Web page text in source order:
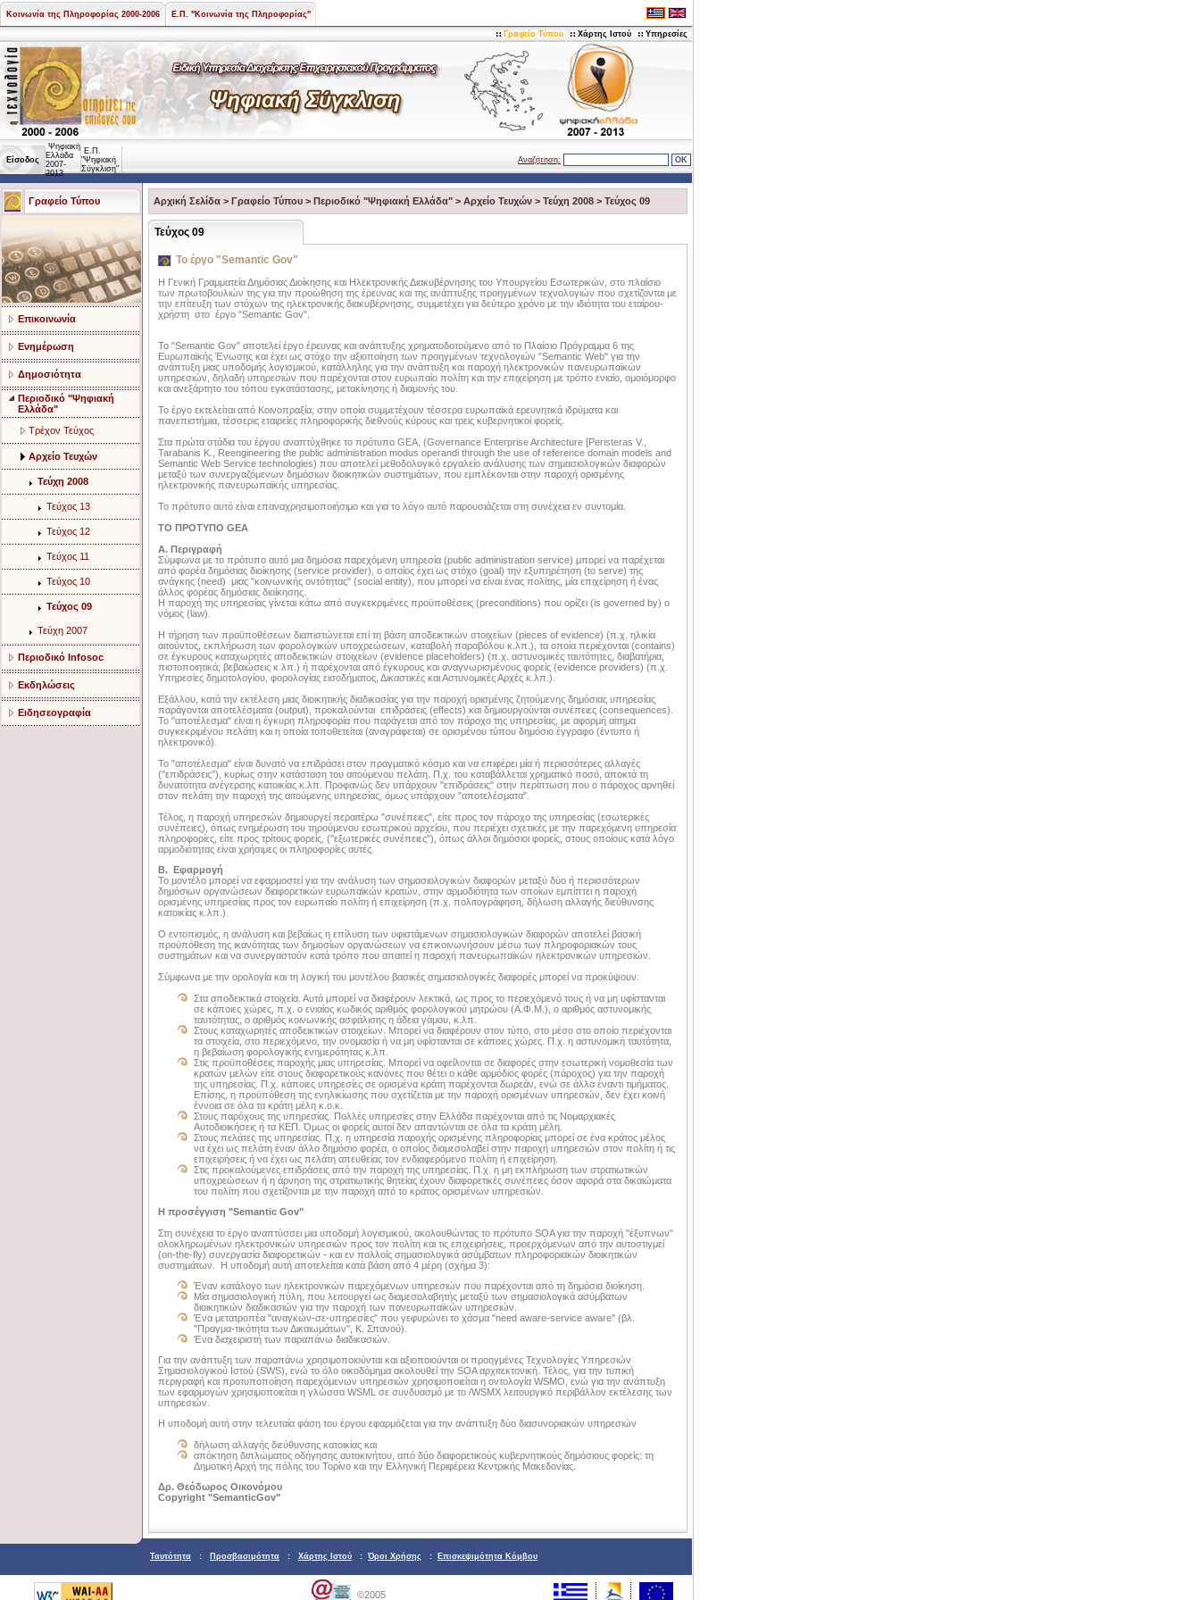
Κοινωνία της Πληροφορίας 2000-2006 Ε.Π. "Κοινωνία της Πληροφορίας"
Γραφείο Τύπου Χάρτης Ιστού Υπηρεσίες
Είσοδος
Ψηφιακή
Ελλάδα
2007-
2013
Ε.Π.
"Ψηφιακή
Σύγκλιση"
Αναζήτηση:
Γραφείο Τύπου
Επικοινωνία
Ενημέρωση
Δημοσιότητα
Περιοδικό "Ψηφιακή
Ελλάδα"
Τρέχον Τεύχος
Αρχείο Τευχών
Τεύχη 2008
Τεύχος 13
Τεύχος 12
Τεύχος 11
Τεύχος 10
Τεύχος 09
Τεύχη 2007
Περιοδικό Infosoc
Εκδηλώσεις
Ειδησεογραφία
Αρχική Σελίδα > Γραφείο Τύπου > Περιοδικό "Ψηφιακή Ελλάδα" > Αρχείο Τευχών > Τεύχη 2008 > Τεύχος 09
Τεύχος 09
Το έργο "Semantic Gov"
Η Γενική Γραμματεία Δημόσιας Διοίκησης και Ηλεκτρονικής Διακυβέρνησης του Υπουργείου Εσωτερικών, στο πλαίσιο
των πρωτοβουλιών της για την προώθηση της έρευνας και της ανάπτυξης προηγμένων τεχνολογιών που σχετίζονται με
την επίτευξη των στόχων της ηλεκτρονικής διακυβέρνησης, συμμετέχει για δεύτερο χρόνο με την ιδιότητα του εταίρου-
χρήστη στο έργο "Semantic Gov".
Το "Semantic Gov" αποτελεί έργο έρευνας και ανάπτυξης χρηματοδοτούμενο από το Πλαίσιο Πρόγραμμα 6 της
Ευρωπαϊκής Ένωσης και έχει ως στόχο την αξιοποίηση των προηγμένων τεχνολογιών "Semantic Web" για την
ανάπτυξη μιας υποδομής λογισμικού, κατάλληλης για την ανάπτυξη και παροχή ηλεκτρονικών πανευρωπαϊκών
υπηρεσιών, δηλαδή υπηρεσιών που παρέχονται στον ευρωπαίο πολίτη και την επιχείρηση με τρόπο ενιαίο, ομοιόμορφο
και ανεξάρτητο του τόπου εγκατάστασης, μετακίνησης ή διαμονής του.
Το έργο εκτελείται από Κοινοπραξία, στην οποία συμμετέχουν τέσσερα ευρωπαϊκά ερευνητικά ιδρύματα και
πανεπιστήμια, τέσσερις εταιρείες πληροφορικής διεθνούς κύρους και τρεις κυβερνητικοί φορείς.
Στα πρώτα στάδια του έργου αναπτύχθηκε το πρότυπο GEA, (Governance Enterprise Architecture [Peristeras V.,
Tarabanis K., Reengineering the public administration modus operandi through the use of reference domain models and
Semantic Web Service technologies) που αποτελεί μεθοδολογικό εργαλείο ανάλυσης των σημασιολογικών διαφορών
μεταξύ των συνεργαζόμενων δημόσιων διοικητικών συστημάτων, που εμπλέκονται στην παροχή ορισμένης
ηλεκτρονικής πανευρωπαϊκής υπηρεσίας.
Το πρότυπο αυτό είναι επαναχρησιμοποιήσιμο και για το λόγο αυτό παρουσιάζεται στη συνέχεια εν συντομία.
ΤΟ ΠΡΟΤΥΠΟ GEA
Α. Περιγραφή
Σύμφωνα με το πρότυπο αυτό μια δημόσια παρεχόμενη υπηρεσία (public administration service) μπορεί να παρέχεται
από φορέα δημόσιας διοίκησης (service provider), ο οποίος έχει ως στόχο (goal) την εξυπηρέτηση (to serve) της
ανάγκης (need) μιας "κοινωνικής οντότητας" (social entity), που μπορεί να είναι ένας πολίτης, μία επιχείρηση ή ένας
άλλος φορέας δημόσιας διοίκησης.
Η παροχή της υπηρεσίας γίνεται κάτω από συγκεκριμένες προϋποθέσεις (preconditions) που ορίζει (is governed by) ο
νόμος (law).
Η τήρηση των προϋποθέσεων διαπιστώνεται επί τη βάση αποδεικτικών στοιχείων (pieces of evidence) (π.χ. ηλικία
αιτούντος, εκπλήρωση των φορολογικών υποχρεώσεων, καταβολή παραβόλου κ.λπ.), τα οποία περιέχονται (contains)
σε έγκυρους καταχωρητές αποδεικτικών στοιχείων (evidence placeholders) (π.χ. αστυνομικές ταυτότητες, διαβατήρια,
πιστοποιητικά, βεβαιώσεις κ.λπ.) ή παρέχονται από έγκυρους και αναγνωρισμένους φορείς (evidence providers) (π.χ.
Υπηρεσίες δημοτολογίου, φορολογίας εισοδήματος, Δικαστικές και Αστυνομικές Αρχές κ.λπ.).
Εξάλλου, κατά την εκτέλεση μιας διοικητικής διαδικασίας για την παροχή ορισμένης ζητούμενης δημόσιας υπηρεσίας
παράγονται αποτελέσματα (output), προκαλούνται επιδράσεις (effects) και δημιουργούνται συνέπειες (consequences).
Το "αποτέλεσμα" είναι η έγκυρη πληροφορία που παράγεται από τον πάροχο της υπηρεσίας, με αφορμή αίτημα
συγκεκριμένου πελάτη και η οποία τοποθετείται (αναγράφεται) σε ορισμένου τύπου δημόσιο έγγραφο (έντυπο ή
ηλεκτρονικό).
Το "αποτέλεσμα" είναι δυνατό να επιδράσει στον πραγματικό κόσμο και να επιφέρει μία ή περισσότερες αλλαγές
("επιδράσεις"), κυρίως στην κατάσταση του αιτούμενου πελάτη. Π.χ. του καταβάλλεται χρηματικό ποσό, αποκτά τη
δυνατότητα ανέγερσης κατοικίας κ.λπ. Προφανώς δεν υπάρχουν "επιδράσεις" στην περίπτωση που ο πάροχος αρνηθεί
στον πελάτη την παροχή της αιτούμενης υπηρεσίας, όμως υπάρχουν "αποτελέσματα".
Τέλος, η παροχή υπηρεσιών δημιουργεί περαιτέρω "συνέπειες", είτε προς τον πάροχο της υπηρεσίας (εσωτερικές
συνέπειες), όπως ενημέρωση του τηρούμενου εσωτερικού αρχείου, που περιέχει σχετικές με την παρεχόμενη υπηρεσία
πληροφορίες, είτε προς τρίτους φορείς, ("εξωτερικές συνέπειες"), όπως άλλοι δημόσιοι φορείς, στους οποίους κατά λόγο
αρμοδιότητας είναι χρήσιμες οι πληροφορίες αυτές.
Β. Εφαρμογή
Το μοντέλο μπορεί να εφαρμοστεί για την ανάλυση των σημασιολογικών διαφορών μεταξύ δύο ή περισσότερων
δημόσιων οργανώσεων διαφορετικών ευρωπαϊκών κρατών, στην αρμοδιότητα των οποίων εμπίπτει η παροχή
ορισμένης υπηρεσίας προς τον ευρωπαίο πολίτη ή επιχείρηση (π.χ. πολιτογράφηση, δήλωση αλλαγής διεύθυνσης
κατοικίας κ.λπ.).
Ο εντοπισμός, η ανάλυση και βεβαίως η επίλυση των υφιστάμενων σημασιολογικών διαφορών αποτελεί βασική
προϋπόθεση της ικανότητας των δημοσίων οργανώσεων να επικοινωνήσουν μέσω των πληροφοριακών τους
συστημάτων και να συνεργαστούν κατά τρόπο που απαιτεί η παροχή πανευρωπαϊκών ηλεκτρονικών υπηρεσιών.
Σύμφωνα με την ορολογία και τη λογική του μοντέλου βασικές σημασιολογικές διαφορές μπορεί να προκύψουν:
Στα αποδεικτικά στοιχεία. Αυτά μπορεί να διαφέρουν λεκτικά, ως προς το περιεχόμενό τους ή να μη υφίστανται
σε κάποιες χώρες, π.χ. ο ενιαίος κωδικός αριθμός φορολογικού μητρώου (Α.Φ.Μ.), ο αριθμός αστυνομικής
ταυτότητας, ο αριθμός κοινωνικής ασφάλισης η άδεια γάμου, κ.λπ.
Στους καταχωρητές αποδεικτικών στοιχείων. Μπορεί να διαφέρουν στον τύπο, στο μέσο στο οποίο περιέχονται
τα στοιχεία, στο περιεχόμενο, την ονομασία ή να μη υφίστανται σε κάποιες χώρες. Π.χ. η αστυνομική ταυτότητα,
η βεβαίωση φορολογικής ενημερότητας κ.λπ.
Στις προϋποθέσεις παροχής μιας υπηρεσίας. Μπορεί να οφείλονται σε διαφορές στην εσωτερική νομοθεσία των
κρατών μελών είτε στους διαφορετικούς κανόνες που θέτει ο κάθε αρμόδιος φορές (πάροχος) για την παροχή
της υπηρεσίας. Π.χ. κάποιες υπηρεσίες σε ορισμένα κράτη παρέχονται δωρεάν, ενώ σε άλλα έναντι τιμήματος.
Επίσης, η προϋπόθεση της ενηλικίωσης που σχετίζεται με την παροχή ορισμένων υπηρεσιών, δεν έχει κοινή
έννοια σε όλα τα κράτη μέλη κ.ο.κ.
Στους παρόχους της υπηρεσίας. Πολλές υπηρεσίες στην Ελλάδα παρέχονται από τις Νομαρχιακές
Αυτοδιοικήσεις ή τα ΚΕΠ. Όμως οι φορείς αυτοί δεν απαντώνται σε όλα τα κράτη μέλη.
Στους πελάτες της υπηρεσίας. Π.χ. η υπηρεσία παροχής ορισμένης πληροφορίας μπορεί σε ένα κράτος μέλος
να έχει ως πελάτη έναν άλλο δημόσιο φορέα, ο οποίος διαμεσολαβεί στην παροχή υπηρεσιών στον πολίτη ή τις
επιχειρήσεις ή να έχει ως πελάτη απευθείας τον ενδιαφερόμενο πολίτη ή επιχείρηση.
Στις προκαλούμενες επιδράσεις από την παροχή της υπηρεσίας. Π.χ. η μη εκπλήρωση των στρατιωτικών
υποχρεώσεων ή η άρνηση της στρατιωτικής θητείας έχουν διαφορετικές συνέπειες όσον αφορά στα δικαιώματα
του πολίτη που σχετίζονται με την παροχή από το κράτος ορισμένων υπηρεσιών.
Η προσέγγιση "Semantic Gov"
Στη συνέχεια το έργο αναπτύσσει μια υποδομή λογισμικού, ακολουθώντας το πρότυπο SOA για την παροχή "έξυπνων"
ολοκληρωμένων ηλεκτρονικών υπηρεσιών προς τον πολίτη και τις επιχειρήσεις, προερχόμενων από την αυτοστιγμεί
(on-the-fly) συνεργασία διαφορετικών - και εν πολλοίς σημασιολογικά ασύμβατων πληροφοριακών διοικητικών
συστημάτων. H υποδομή αυτή αποτελείται κατά βάση από 4 μέρη (σχήμα 3):
Έναν κατάλογο των ηλεκτρονικών παρεχόμενων υπηρεσιών που παρέχονται από τη δημόσια διοίκηση.
Μία σημασιολογική πύλη, που λειτουργεί ως διαμεσολαβητής μεταξύ των σημασιολογικά ασύμβατων
διοικητικών διαδικασιών για την παροχή των πανευρωπαϊκών υπηρεσιών.
Ένα μετατροπέα "αναγκών-σε-υπηρεσίες" που γεφυρώνει το χάσμα "need aware-service aware" (βλ.
"Πραγμα-τικότητα των Δικαιωμάτων", Κ. Σπανού).
Ένα διαχειριστή των παραπάνω διαδικασιών.
Για την ανάπτυξη των παραπάνω χρησιμοποιούνται και αξιοποιούνται οι προηγμένες Τεχνολογίες Υπηρεσιών
Σημασιολογικού Ιστού (SWS), ενώ το όλο οικοδόμημα ακολουθεί την SOA αρχιτεκτονική. Τέλος, για την τυπική
περιγραφή και προτυποποίηση παρεχόμενων υπηρεσιών χρησιμοποιείται η οντολογία WSMO, ενώ για την ανάπτυξη
των εφαρμογών χρησιμοποιείται η γλώσσα WSML σε συνδυασμό με το /WSMX λειτουργικό περιβάλλον εκτέλεσης των
υπηρεσιών.
Η υποδομή αυτή στην τελευταία φάση του έργου εφαρμόζεται για την ανάπτυξη δύο διασυνοριακών υπηρεσιών
δήλωση αλλαγής διεύθυνσης κατοικίας και
απόκτηση διπλώματος οδήγησης αυτοκινήτου, από δύο διαφορετικούς κυβερνητικούς δημόσιους φορείς: τη
Δημοτική Αρχή της πόλης του Τορίνο και την Ελληνική Περιφέρεια Κεντρικής Μακεδονίας.
Δρ. Θεόδωρος Οικονόμου
Copyright "SemanticGov"
Ταυτότητα : Προσβασιμότητα : Χάρτης Ιστού : Όροι Χρήσης : Επισκεψιμότητα Κόμβου
©2005